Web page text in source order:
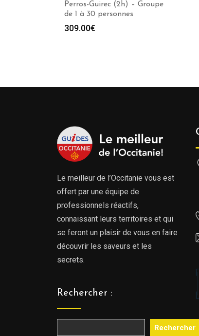
Perros-Guirec (2h) – Groupe
de 1 à 30 personnes
309.00€
Le meilleur de l’Occitanie vous est
offert par une équipe de
professionnels réactifs,
connaissant leurs territoires et qui
se feront un plaisir de vous en faire
découvrir les saveurs et les
secrets.
Rechercher :
Rechercher